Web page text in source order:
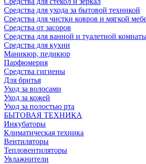
Средства для ухода за бытовой техникой
Средства для чистки ковров и мягкой
Средства от засоров
Средства для ванной и туалетной
Средства для кухни
Маникюр, педикюр
Парфюмерия
Средства гигиены
Для бритья
Уход за волосами
Уход за кожей
Уход за полостью рта
БЫТОВАЯ ТЕХНИКА
Инкубаторы
Климатическая техника
Вентиляторы
Тепловентиляторы
Увлажнители